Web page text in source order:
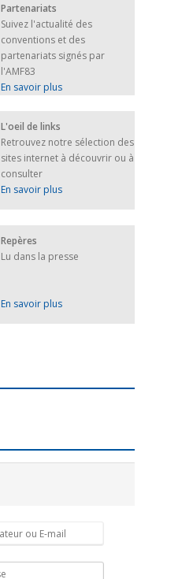
Partenariats
Suivez l'actualité des
conventions et des
partenariats signés par
l'AMF83
En savoir plus
L'oeil de links
Retrouvez notre sélection des
sites internet à découvrir ou à
consulter
En savoir plus
Repères
Lu dans la presse
En savoir plus